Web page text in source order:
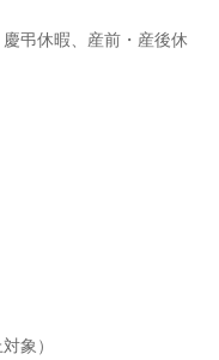
弔休暇、産前・産後休
象）